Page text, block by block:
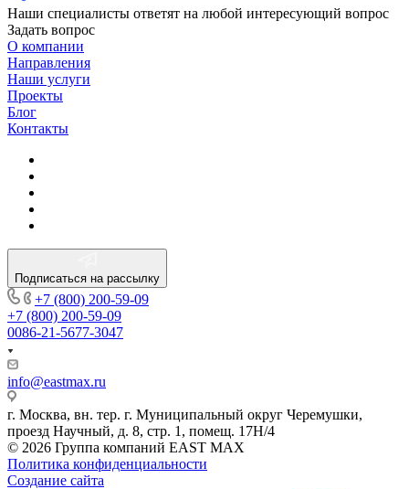
Наши специалисты ответят на любой интересующий вопрос
Задать вопрос
О компании
Направления
Наши услуги
Проекты
Блог
Контакты
Подписаться на рассылку
+7 (800) 200-59-09
+7 (800) 200-59-09
0086-21-5677-3047
info@eastmax.ru
г. Москва, вн. тер. г. Муниципальный округ Черемушки,
проезд Научный, д. 8, стр. 1, помещ. 17Н/4
© 2026 Группа компаний EAST MAX
Политика конфиденциальности
Создание сайта